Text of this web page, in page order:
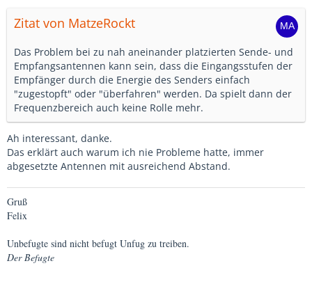
Zitat von MatzeRockt
Das Problem bei zu nah aneinander platzierten Sende- und
Empfangsantennen kann sein, dass die Eingangsstufen der
Empfänger durch die Energie des Senders einfach
"zugestopft" oder "überfahren" werden. Da spielt dann der
Frequenzbereich auch keine Rolle mehr.
Ah interessant, danke.
Das erklärt auch warum ich nie Probleme hatte, immer
abgesetzte Antennen mit ausreichend Abstand.
Gruß
Felix
Unbefugte sind nicht befugt Unfug zu treiben.
Der Befugte